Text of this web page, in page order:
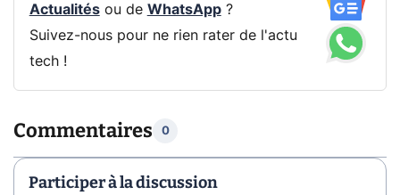
Actualitésou de WhatsApp?
Suivez-nous pour ne rien rater de l'actu
tech !
Commentaires 0
Participer à la discussion